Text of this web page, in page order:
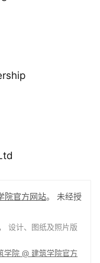
Iredale, Martyn
Dupuy,
HAwkett,
Ltd